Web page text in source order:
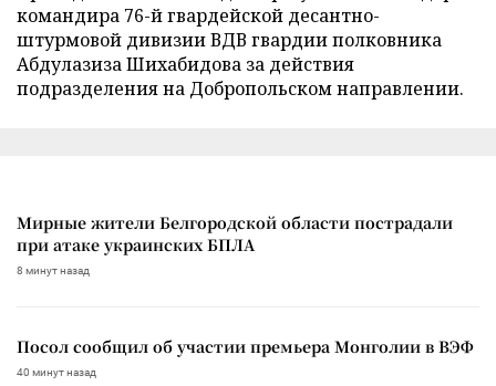
командира 76-й гвардейской десантно-
штурмовой дивизии ВДВ гвардии полковника
Абдулазиза Шихабидова за действия
подразделения на Добропольском направлении.
Мирные жители Белгородской области пострадали
при атаке украинских БПЛА
8 минут назад
Посол сообщил об участии премьера Монголии в ВЭФ
40 минут назад